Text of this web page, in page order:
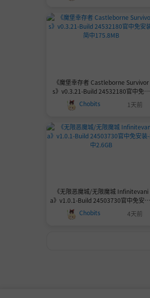
《魔堡幸存者 Castleborne Survivor
s》v0.3.21-Build 24532180官中免安
装-简中175.8MB
Chobits 1天前
《无限恶魔城/无限魔城 Infinitevani
a》v1.0.1-Build 24503730官中免安装-
简中2.6GB
Chobits 4天前